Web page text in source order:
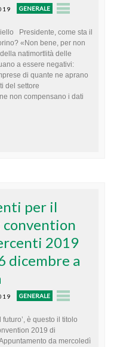
GENERALE
Presidente, come sta il
«Non bene, per non
natimortlità delle
a essere negativi:
di quante ne aprano
del settore
non compensano i dati
per il
convention
2019
dicembre a
GENERALE
futuro’, è questo il titolo
2019 di
da mercoledì